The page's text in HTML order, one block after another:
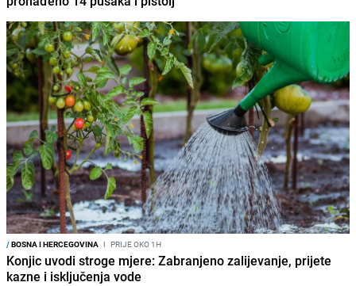
/BOSNA I HERCEGOVINA I PRIJE OKO 1H
Konjic uvodi stroge mjere: Zabranjeno zalijevanje, prijete
kazne i isključenja vode